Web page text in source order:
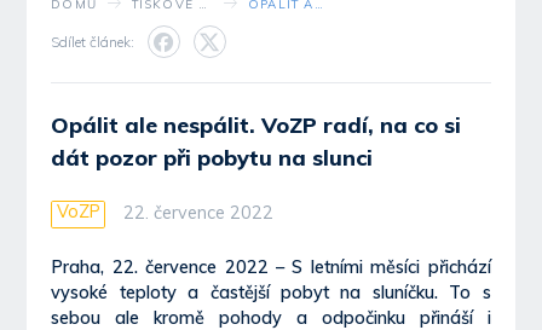
DOMŮ
Sdílet článek:
Opálit ale nespálit. VoZP radí, na co si
dát pozor při pobytu na slunci
VoZP 22. července 2022
Praha, 22. července 2022 – S letními měsíci přichází
vysoké teploty a častější pobyt na sluníčku. To s
sebou ale kromě pohody a odpočinku přináší i